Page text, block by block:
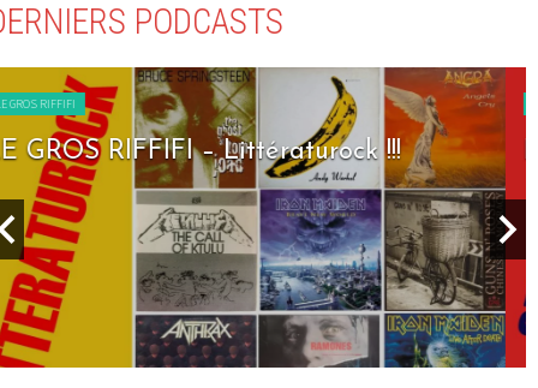
PODCASTS
LE GROS RIFFIFI
LE GROS RIFFIFI – Seven Days To Rock !!!